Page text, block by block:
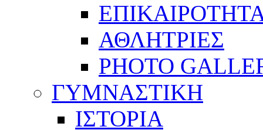
ΑΘΛΗΤΡΙΕΣ
PHOTO
ΓΥΜΝΑΣΤΙΚΗ
ΙΣΤΟΡΙΑ